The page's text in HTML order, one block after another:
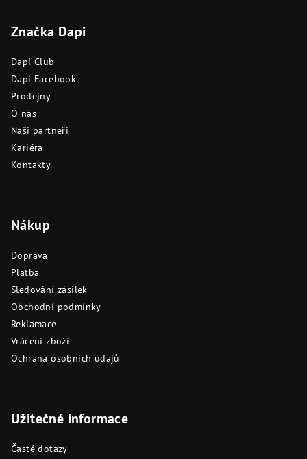
Značka Dapi
Dapi Club
Dapi Facebook
Prodejny
O nás
Naši partneři
Kariéra
Kontakty
Nákup
Doprava
Platba
Sledování zásilek
Obchodní podmínky
Reklamace
Vrácení zboží
Ochrana osobních údajů
Užitečné informace
Časté dotazy